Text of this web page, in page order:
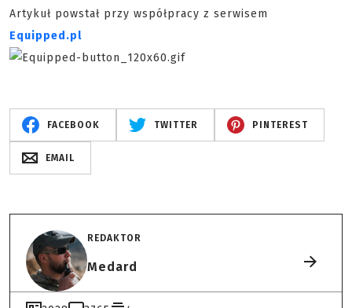
Artykuł powstał przy współpracy z serwisem
Equipped.pl
FACEBOOK TWITTER PINTEREST
EMAIL
REDAKTOR
Medard